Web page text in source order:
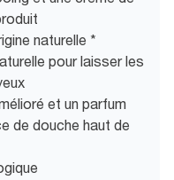
naturelle *
pour laisser les
et un parfum
de douche haut de